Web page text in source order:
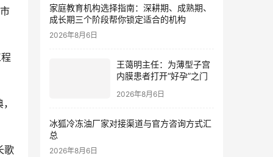
歌
家庭教育机构选择指南：深耕期、成熟期、
成长期三个阶段帮你锁定适合的机构
2026年8月6日
王蔼明主任：为薄型子宫
内膜患者打开“好孕”之门
2026年8月6日
冰狐冷冻油厂家对接渠道与官方咨询方式汇
总
2026年8月6日